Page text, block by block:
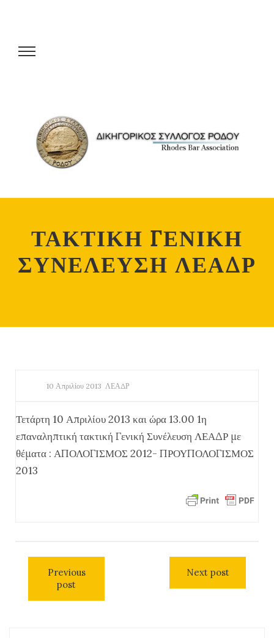
ΤΑΚΤΙΚΗ ΓΕΝΙΚΗ
ΣΥΝΕΛΕΥΣΗ ΛΕΑΔΡ
10 Απριλίου 2013 ΛΕΑΔΡ
Τετάρτη 10 Απριλίου 2013 και ώρα 13.00 1η
επαναληπτική τακτική Γενική Συνέλευση ΛΕΑΔΡ με
θέματα : ΑΠΟΛΟΓΙΣΜΟΣ 2012- ΠΡΟΥΠΟΛΟΓΙΣΜΟΣ
2013
Previous
post
Next post